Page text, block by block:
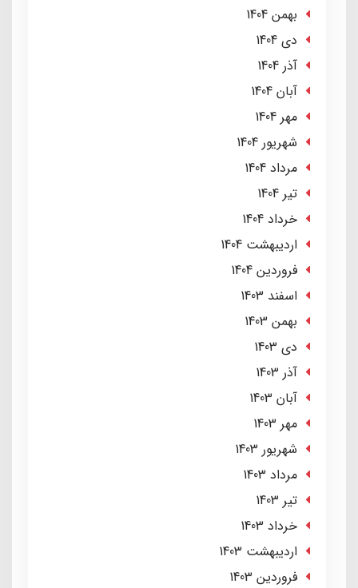
بهمن 1404
دی 1404
آذر 1404
آبان 1404
مهر 1404
شهریور 1404
مرداد 1404
تير 1404
خرداد 1404
ارديبهشت 1404
فروردین 1404
اسفند 1403
بهمن 1403
دی 1403
آذر 1403
آبان 1403
مهر 1403
شهریور 1403
مرداد 1403
تير 1403
خرداد 1403
ارديبهشت 1403
فروردین 1403